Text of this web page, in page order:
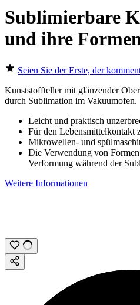
Sublimierbare
und ihre
Seien Sie der Erste, der
Kunststoffteller mit glänzender
durch Sublimation im Vakuumofen.
Leicht und praktisch
Für den
Mikrowellen- und
Die Verwendung von
Verformung während der
Weitere Informationen